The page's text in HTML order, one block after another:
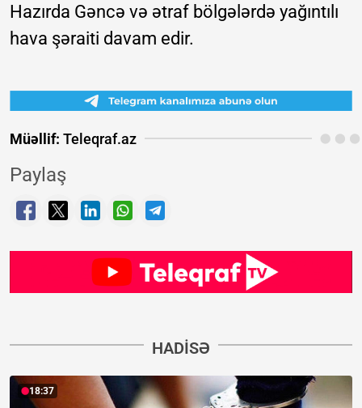
Hazırda Gəncə və ətraf bölgələrdə yağıntılı
hava şəraiti davam edir.
Müəllif: Teleqraf.az
Paylaş
HADISƏ
18:37